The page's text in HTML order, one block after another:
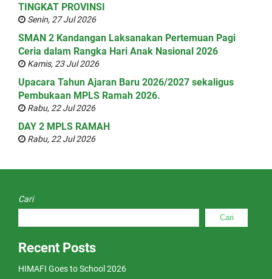
TINGKAT PROVINSI
Senin, 27 Jul 2026
SMAN 2 Kandangan Laksanakan Pertemuan Pagi
Ceria dalam Rangka Hari Anak Nasional 2026
Kamis, 23 Jul 2026
Upacara Tahun Ajaran Baru 2026/2027 sekaligus
Pembukaan MPLS Ramah 2026.
Rabu, 22 Jul 2026
DAY 2 MPLS RAMAH
Rabu, 22 Jul 2026
Cari
Cari
Recent Posts
HIMAFI Goes to School 2026